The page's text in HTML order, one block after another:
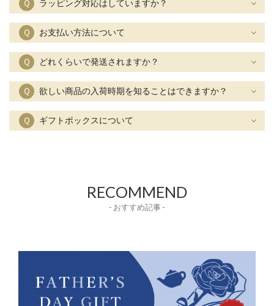
Ｑ ラッピング対応はしていますか？
Ｑ お支払い方法について
Ｑ どれくらいで発送されますか？
Ｑ 欲しい商品の入荷時期を知ることはできますか？
Ｑ ギフトボックスについて
RECOMMEND
- おすすめ記事 -